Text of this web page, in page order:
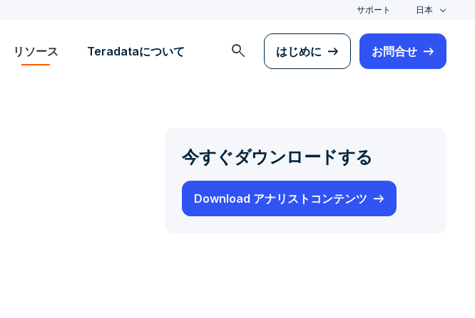
サポート 日本
リソース Teradataについて search はじめに お問合せ
今すぐダウンロードする
Download アナリストコンテンツ